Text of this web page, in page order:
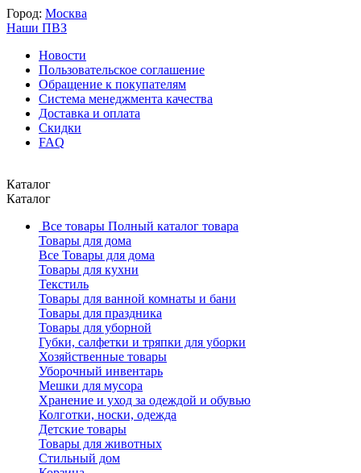
Город: Москва
Наши ПВЗ
Новости
Пользовательское соглашение
Обращение к покупателям
Система менеджмента качества
Доставка и оплата
Скидки
FAQ
Каталог
Каталог
Все товары Полный каталог товара
Товары для дома
Все Товары для дома
Товары для кухни
Текстиль
Товары для ванной комнаты и бани
Товары для праздника
Товары для уборной
Губки, салфетки и тряпки для уборки
Хозяйственные товары
Уборочный инвентарь
Мешки для мусора
Хранение и уход за одеждой и обувью
Колготки, носки, одежда
Детские товары
Товары для животных
Стильный дом